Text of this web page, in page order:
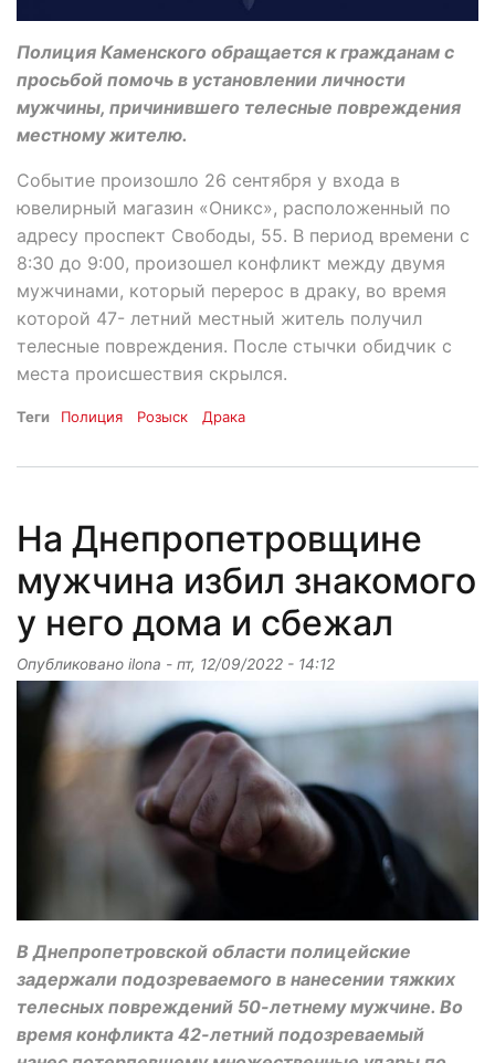
Полиция Каменского обращается к гражданам с
просьбой помочь в установлении личности
мужчины, причинившего телесные повреждения
местному жителю.
Событие произошло 26 сентября у входа в
ювелирный магазин «Оникс», расположенный по
адресу проспект Свободы, 55. В период времени с
8:30 до 9:00, произошел конфликт между двумя
мужчинами, который перерос в драку, во время
которой 47- летний местный житель получил
телесные повреждения. После стычки обидчик с
места происшествия скрылся.
Теги Полиция Розыск Драка
На Днепропетровщине
мужчина избил знакомого
у него дома и сбежал
Опубликовано ilona - пт, 12/09/2022 - 14:12
В Днепропетровской области полицейские
задержали подозреваемого в нанесении тяжких
телесных повреждений 50-летнему мужчине. Во
время конфликта 42-летний подозреваемый